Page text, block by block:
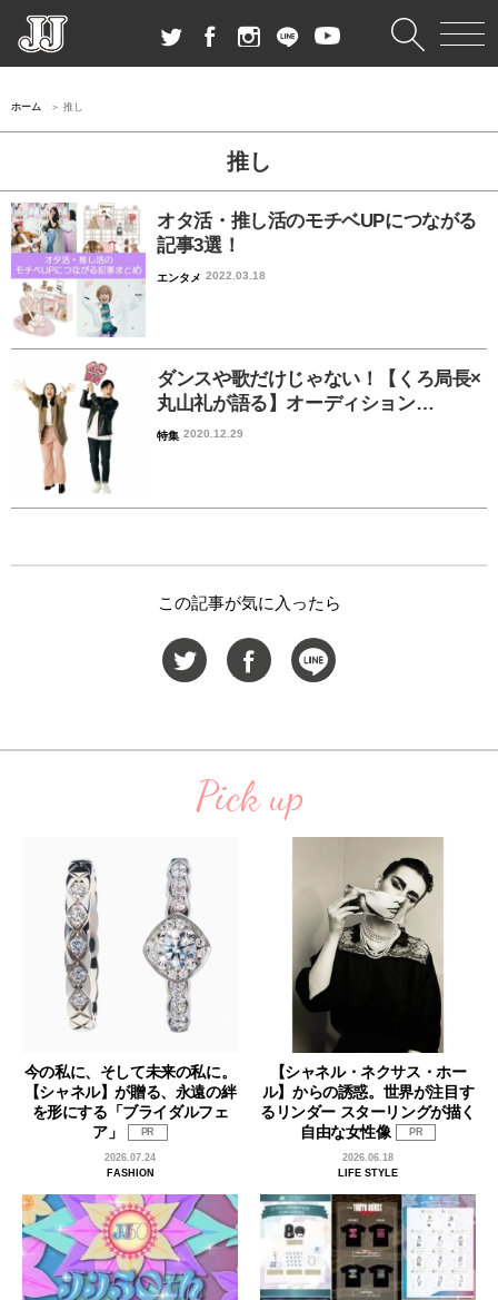
ホーム 推し
推し
オタ活・推し活のモチベUPにつながる
記事3選！
エンタメ 2022.03.18
ダンスや歌だけじゃない！【くろ局長×
丸山礼が語る】オーディション…
特集 2020.12.29
この記事が気に入ったら
Pick up
今の私に、そして未来の私に。
【シャネル】が贈る、永遠の絆
を形にする「ブライダルフェ
ア」
PR
2026.07.24
FASHION
【シャネル・ネクサス・ホー
ル】からの誘惑。世界が注目す
るリンダー スターリングが描く
自由な女性像
PR
2026.06.18
LIFE STYLE